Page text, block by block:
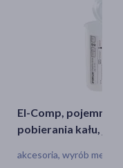
El-Comp, pojemnik
pobierania kału,
akcesoria, wyrób